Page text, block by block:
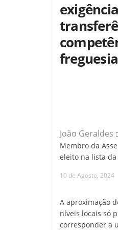
João Geraldes
Membro da
eleito na lista
10 de Agosto, 2024
A aproximação
níveis locais só
corresponder a